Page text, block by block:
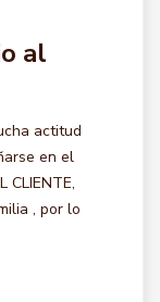
al
actitud
en el
CLIENTE,
, por lo